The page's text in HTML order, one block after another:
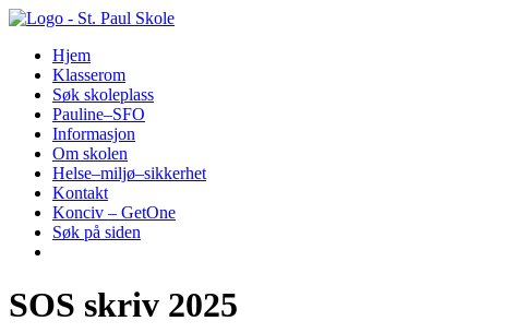
Hopp
innholdHjem
Klasserom
Søk skoleplass
Pauline–SFO
Informasjon
Om skolen
Helse–miljø–sikkerhet
Kontakt
Konciv – GetOne
Søk på siden
SOS skriv 2025